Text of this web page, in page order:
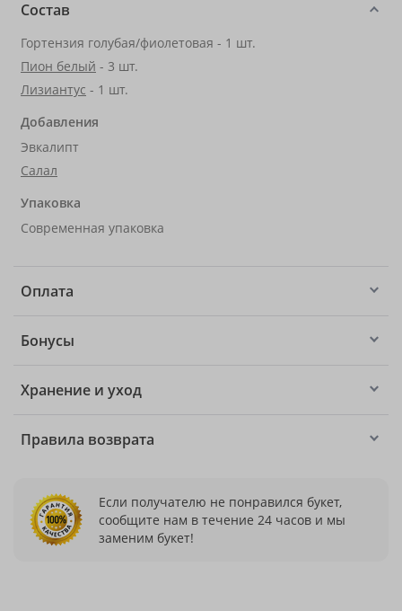
Состав
Гортензия голубая/фиолетовая - 1 шт.
Пион белый - 3 шт.
Лизиантус - 1 шт.
Добавления
Эвкалипт
Салал
Упаковка
Современная упаковка
Оплата
Бонусы
Хранение и уход
Правила возврата
Если получателю не понравился букет,
сообщите нам в течение 24 часов и мы
заменим букет!